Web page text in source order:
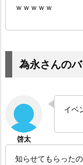
ｗｗｗｗｗ
為永さんの
イベ
知らせてもらった